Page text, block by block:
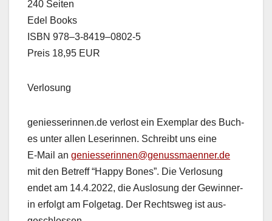
240 Seit­en
Edel Books
ISBN 978–3‑8419–0802‑5
Preis 18,95 EUR
Ver­losung
geniesserinnen.de ver­lost ein Exem­plar des Buch­
es unter allen Leserin­nen. Schreibt uns eine
E‑Mail an geniesserinnen@genussmaenner.de
mit den Betr­e­ff “Hap­py Bones”. Die Ver­losung
endet am 14.4.2022, die Aus­lo­sung der Gewin­ner­
in erfol­gt am Fol­ge­tag. Der Rechtsweg ist aus­